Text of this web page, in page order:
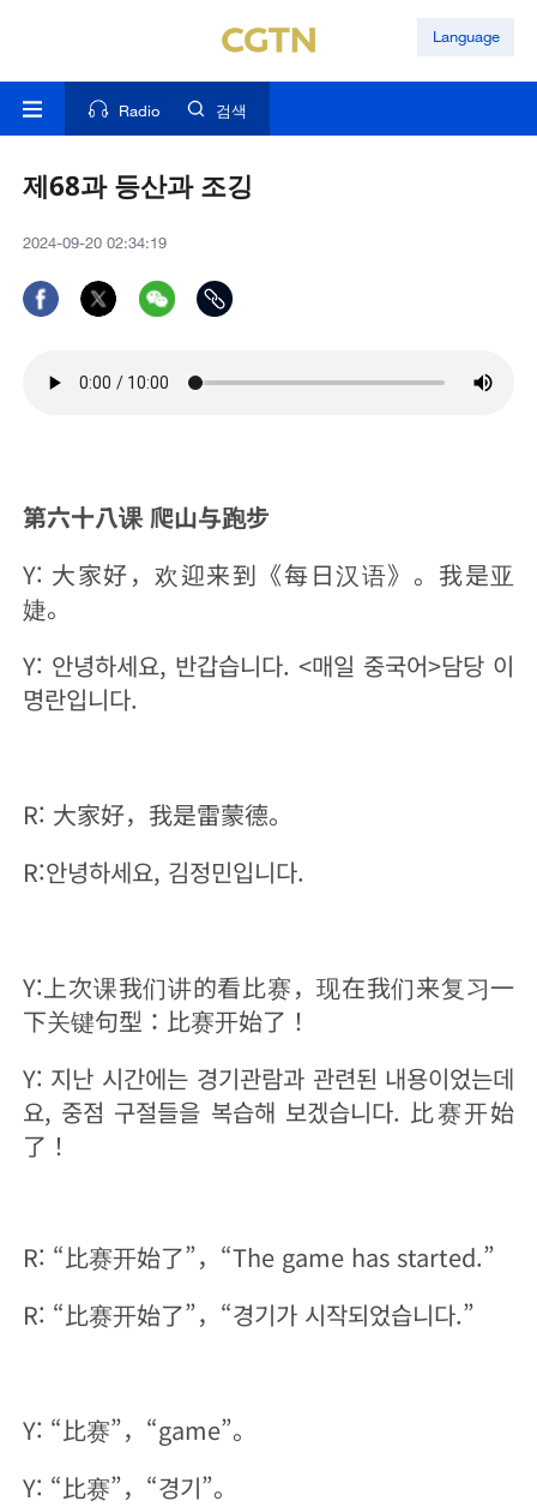
Language
Radio 검색
제68과 등산과 조깅
2024-09-20 02:34:19
第六十八课 爬山与跑步
Y: 大家好，欢迎来到《每日汉语》。我是亚
婕。
Y: 안녕하세요, 반갑습니다. <매일 중국어>담당 이
명란입니다.
R: 大家好，我是雷蒙德。
R:안녕하세요, 김정민입니다.
Y:上次课我们讲的看比赛，现在我们来复习一
下关键句型：比赛开始了！
Y: 지난 시간에는 경기관람과 관련된 내용이었는데
요, 중점 구절들을 복습해 보겠습니다. 比赛开始
了！
R: “比赛开始了”，“The game has started.”
R: “比赛开始了”，“경기가 시작되었습니다.”
Y: “比赛”，“game”。
Y: “比赛”，“경기”。